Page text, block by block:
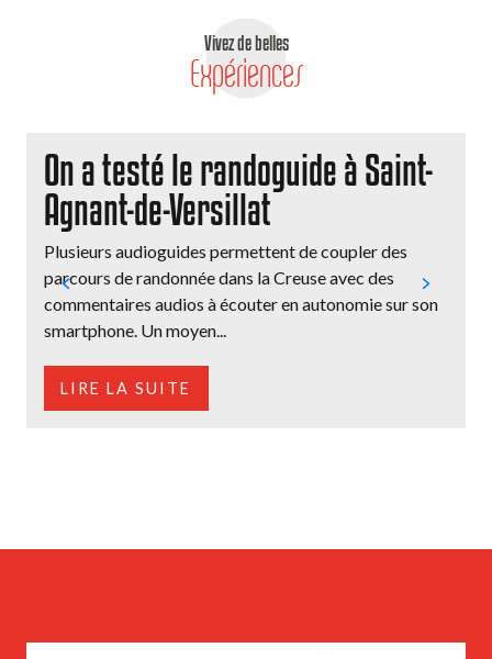
Vivez de belles
Expériences
On a testé le randoguide à Saint-
Agnant-de-Versillat
Plusieurs audioguides permettent de coupler des
parcours de randonnée dans la Creuse avec des
commentaires audios à écouter en autonomie sur son
smartphone. Un moyen...
LIRE LA SUITE